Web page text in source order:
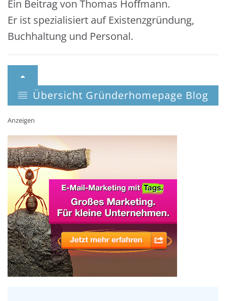
Ein Beitrag von Thomas Hoffmann.
Er ist spezialisiert auf Existenzgründung,
Buchhaltung und Personal.
Übersicht Gründerhomepage Blog
Anzeigen